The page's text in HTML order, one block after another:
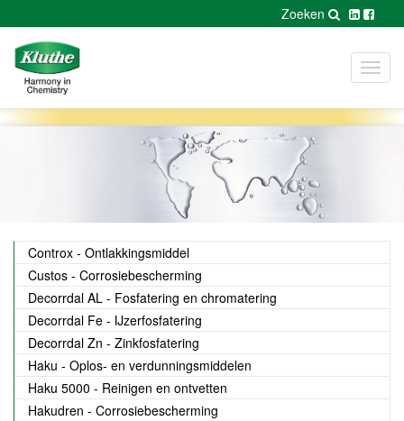
Zoeken
Controx - Ontlakkingsmiddel
Custos - Corrosiebescherming
Decorrdal AL - Fosfatering en chromatering
Decorrdal Fe - IJzerfosfatering
Decorrdal Zn - Zinkfosfatering
Haku - Oplos- en verdunningsmiddelen
Haku 5000 - Reinigen en ontvetten
Hakudren - Corrosiebescherming